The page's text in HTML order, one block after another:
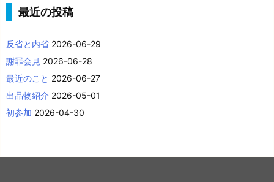
最近の投稿
反省と内省 2026-06-29
謝罪会見 2026-06-28
最近のこと 2026-06-27
出品物紹介 2026-05-01
初参加 2026-04-30